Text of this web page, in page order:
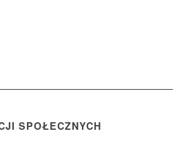
SPOŁECZNYCH